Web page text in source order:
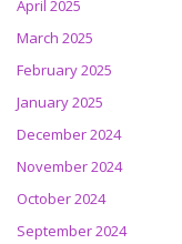
April 2025
March 2025
February 2025
January 2025
December 2024
November 2024
October 2024
September 2024